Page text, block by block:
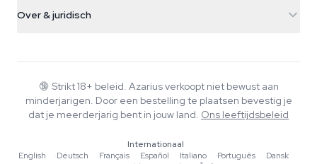
+31(0)204897914
Smokeshop
Retourbeleid
Veelgestelde vragen
Privacybeleid
Over & juridisch
Wiki
Muziek
Redactionele normen
🔞 Strikt 18+ beleid. Azarius verkoopt niet bewust aan
minderjarigen. Door een bestelling te plaatsen bevestig je
dat je meerderjarig bent in jouw land. Ons leeftijdsbeleid
Internationaal
English
·Deutsch ·Français ·Español ·Italiano ·Português ·Dansk
·